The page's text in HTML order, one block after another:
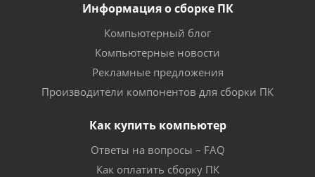
Информация о сборке ПК
Компьютерный блог
Компьютерные новости
Рекламные предложения
Производители компонентов для сборки ПК
Как купить компьютер
Ответы на вопросы – FAQ
Как оплатить сборку ПК